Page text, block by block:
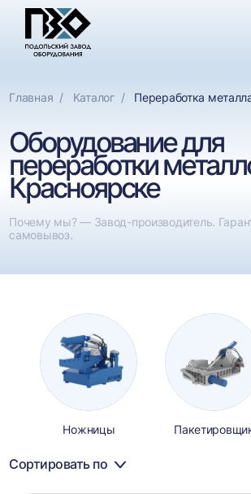
Главная Каталог Переработка
Оборудование для
переработки
Красноярске
Почему мы? — Завод-производитель.
самовывоз.
Ножницы
Сортировать по